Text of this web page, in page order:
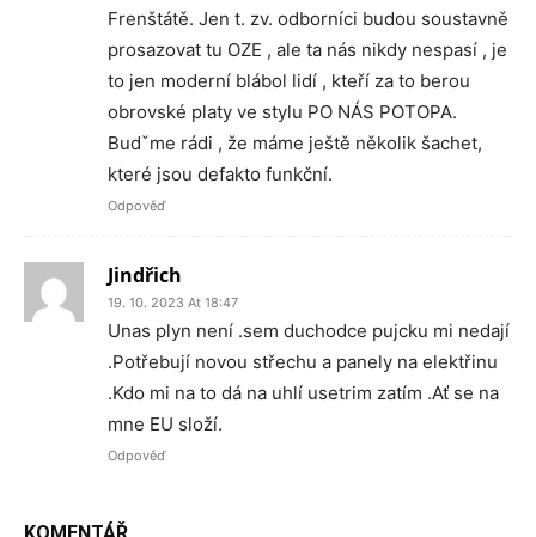
Frenštátě. Jen t. zv. odborníci budou soustavně
prosazovat tu OZE , ale ta nás nikdy nespasí , je
to jen moderní blábol lidí , kteří za to berou
obrovské platy ve stylu PO NÁS POTOPA.
Budˇme rádi , že máme ještě několik šachet,
které jsou defakto funkční.
Odpověď
Jindřich
19. 10. 2023 At 18:47
Unas plyn není .sem duchodce pujcku mi nedají
.Potřebují novou střechu a panely na elektřinu
.Kdo mi na to dá na uhlí usetrim zatím .Ať se na
mne EU složí.
Odpověď